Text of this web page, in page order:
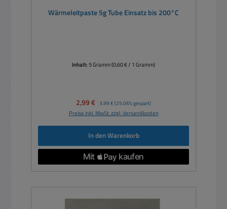
Wärmeleitpaste 5g Tube Einsatz bis 200°C
Inhalt: 5 Gramm(0,60 € / 1 Gramm)
Verkaufspreis:
2,99 € Regulärer Preis:
3,99 € (25.06% gespart)
Preise inkl. MwSt. zzgl. Versandkosten
In den Warenkorb